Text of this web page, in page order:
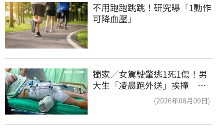
不用跑跑跳跳！研究曝「1動作
可降血壓」
獨家／女駕駛肇逃1死1傷！男
大生「凌晨跑外送」挨撞 媽
(2026年08月09日)